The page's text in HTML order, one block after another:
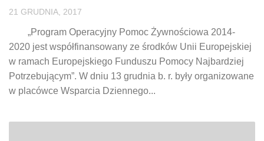
21 GRUDNIA, 2017
„Program Operacyjny Pomoc Żywnościowa 2014-
2020 jest współfinansowany ze środków Unii Europejskiej
w ramach Europejskiego Funduszu Pomocy Najbardziej
Potrzebującym”. W dniu 13 grudnia b. r. były organizowane
w placówce Wsparcia Dziennego...